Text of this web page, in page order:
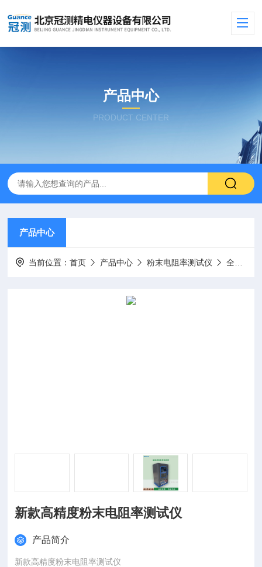
产品中心
PRODUCT CENTER
产品中心
当前位置：首页 产品中心 粉末电阻率测试仪 全自动粉末电阻率测试仪
新款高精度粉末电阻率测试仪
产品简介
新款高精度粉末电阻率测试仪